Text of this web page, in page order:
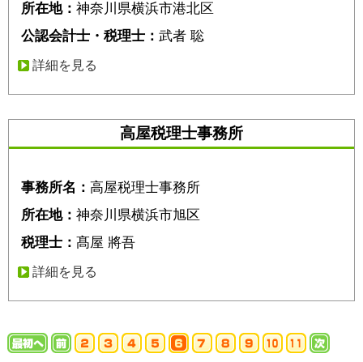
所在地： 神奈川県横浜市港北区
公認会計士・税理士： 武者 聡
詳細を見る
高屋税理士事務所
事務所名： 高屋税理士事務所
所在地： 神奈川県横浜市旭区
税理士： 髙屋 將吾
詳細を見る